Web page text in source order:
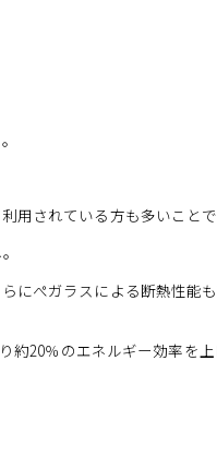
用されている方も多いことで
にぺガラスによる断熱性能
約20％のエネルギー効率を